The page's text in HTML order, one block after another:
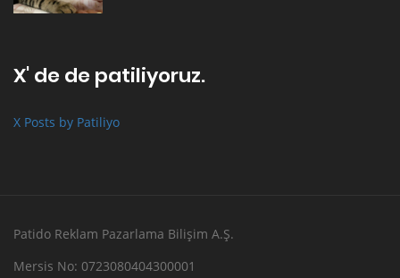
X' de de patiliyoruz.
X Posts by Patiliyo
Patido Reklam Pazarlama Bilişim A.Ş.
Mersis No: 0723080404300001